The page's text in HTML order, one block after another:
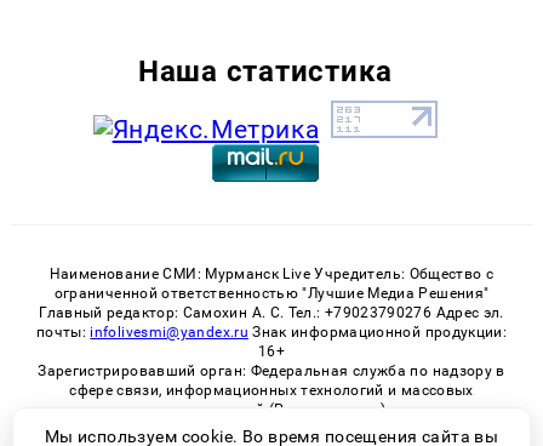
Наша статистика
Наименование СМИ: Мурманск Live Учредитель: Общество с
ограниченной ответственностью "Лучшие Медиа Решения"
Главный редактор: Самохин А. С. Тел.: +79023790276 Адрес эл.
почты: infolivesmi@yandex.ru Знак информационной продукции:
16+
Зарегистрировавший орган: Федеральная служба по надзору в
сфере связи, информационных технологий и массовых
коммуникаций (Роскомнадзор)
Регистрационный номер СМИ ЭЛ № ФС 77 - 82534 от 21.01.2022
Мы используем cookie. Во время посещения сайта вы